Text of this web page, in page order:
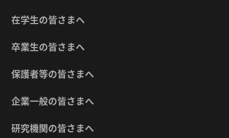
在学生の皆さまへ
卒業生の皆さまへ
保護者等の皆さまへ
企業一般の皆さまへ
研究機関の皆さまへ